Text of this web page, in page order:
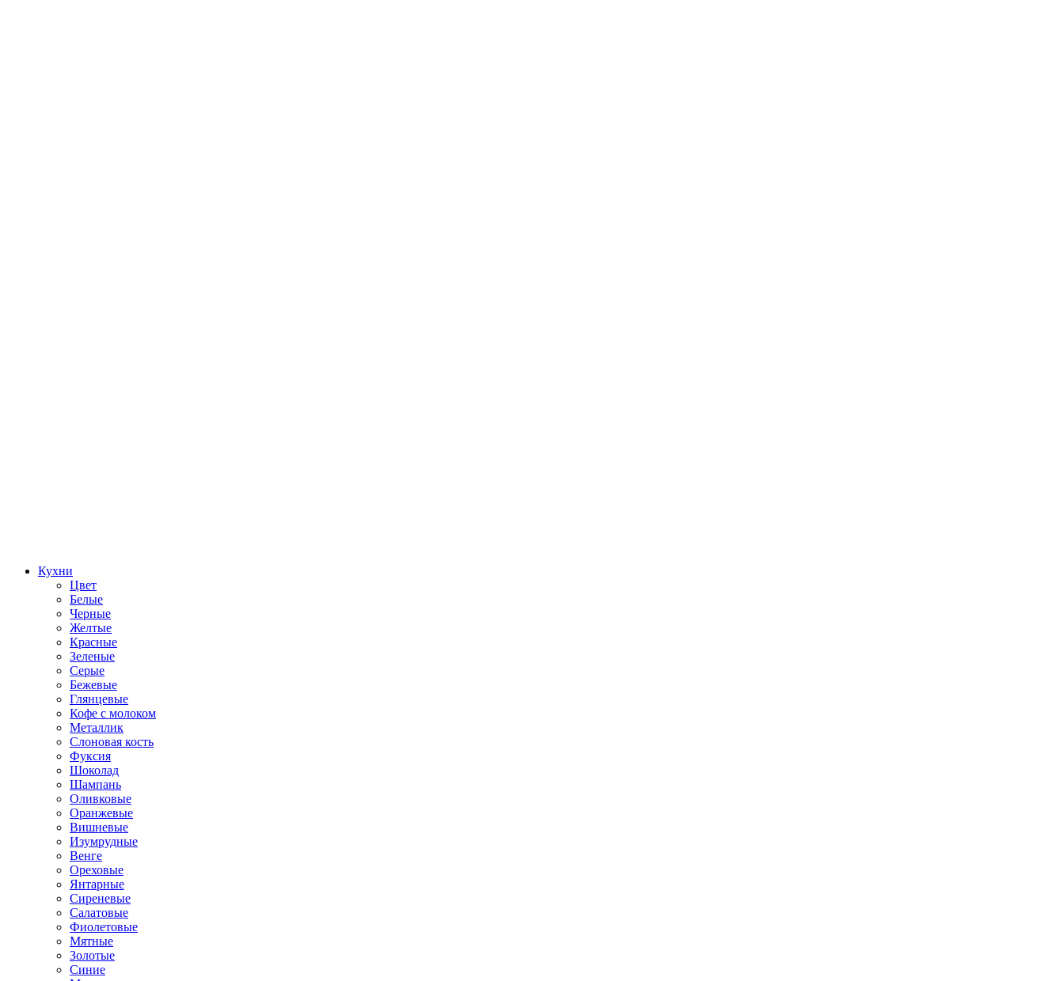
Кухни
Цвет
Белые
Черные
Желтые
Красные
Зеленые
Серые
Бежевые
Глянцевые
Кофе с молоком
Металлик
Слоновая кость
Фуксия
Шоколад
Шампань
Оливковые
Оранжевые
Вишневые
Изумрудные
Венге
Ореховые
Янтарные
Сиреневые
Салатовые
Фиолетовые
Мятные
Золотые
Синие